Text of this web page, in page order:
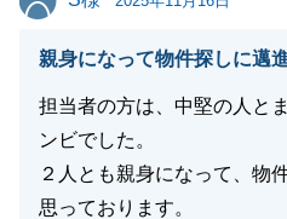
この度は誠にありがとうご
親身になって物件探しに邁
担当者の方は、中堅の人と
ンビでした。
２人とも親身になって、物
思っております。